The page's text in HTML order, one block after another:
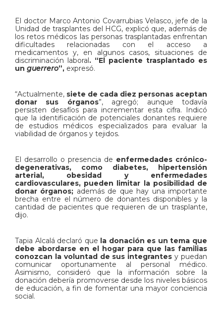
El doctor Marco Antonio Covarrubias Velasco, jefe de la
Unidad de trasplantes del HCG, explicó que, además de
los retos médicos las personas trasplantadas enfrentan
dificultades relacionadas con el acceso a
medicamentos y, en algunos casos, situaciones de
discriminación laboral. “El paciente trasplantado es
un guerrero”, expresó.
“Actualmente, siete de cada diez personas aceptan
donar sus órganos”, agregó; aunque todavía
persisten desafíos para incrementar esta cifra. Indicó
que la identificación de potenciales donantes requiere
de estudios médicos especializados para evaluar la
viabilidad de órganos y tejidos.
El desarrollo o presencia de enfermedades crónico-
degenerativas, como diabetes, hipertensión
arterial, obesidad y enfermedades
cardiovasculares, pueden limitar la posibilidad de
donar órganos; además de que hay una importante
brecha entre el número de donantes disponibles y la
cantidad de pacientes que requieren de un trasplante,
dijo.
Tapia Alcalá declaró que la donación es un tema que
debe abordarse en el hogar para que las familias
conozcan la voluntad de sus integrantes y puedan
comunicar oportunamente al personal médico.
Asimismo, consideró que la información sobre la
donación debería promoverse desde los niveles básicos
de educación, a fin de fomentar una mayor conciencia
social.